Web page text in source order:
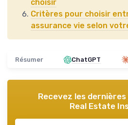
choisir
Critères pour choisir
assurance vie selon
Résumer ChatGPT
Recevez les
Real Estate